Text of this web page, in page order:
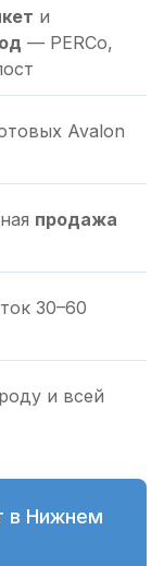
и
— PERCo,
Avalon
продажа
30–60
и всей
в Нижнем